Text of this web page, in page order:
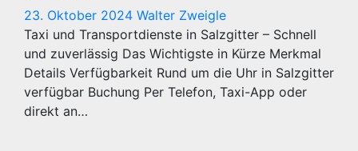
23. Oktober 2024 Walter Zweigle
Taxi und Transportdienste in Salzgitter – Schnell
und zuverlässig Das Wichtigste in Kürze Merkmal
Details Verfügbarkeit Rund um die Uhr in Salzgitter
verfügbar Buchung Per Telefon, Taxi-App oder
direkt an…